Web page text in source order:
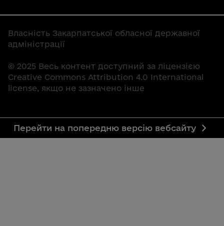
Власність Закарпатської обласної державної
адміністрації
© 2025 Весь контент доступний за ліцензією
Creative Commons Attribution 4.0 International
license, якщо не зазначено інше
Перейти на попередню версію вебсайту